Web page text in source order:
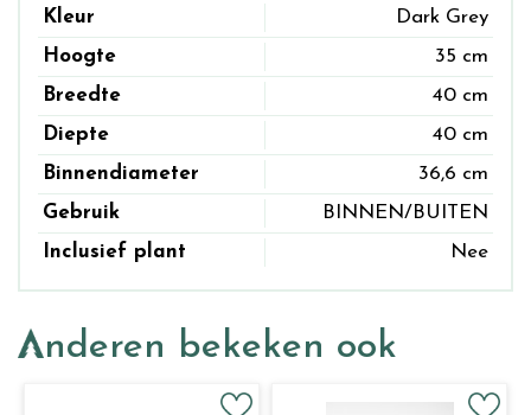
Kleur
Dark Grey
Hoogte
35 cm
Breedte
40 cm
Diepte
40 cm
Binnendiameter
36,6 cm
Gebruik
BINNEN/BUITEN
Inclusief plant
Nee
Anderen bekeken ook